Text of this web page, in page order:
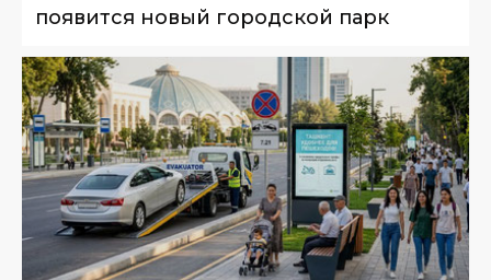
появится новый городской парк